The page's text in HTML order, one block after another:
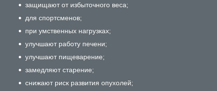
защищают от избыточного веса;
для спортсменов;
при умственных нагрузках;
улучшают работу печени;
улучшают пищеварение;
замедляют старение;
снижают риск развития опухолей;